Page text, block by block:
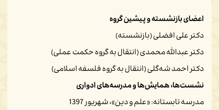
اعضای بازنشسته و پیشین گروه
دکتر علی افضلی (بازنشسته)
دکتر عبدالله محمدی (انتقال به گروه حکمت عملی)
دکتر احمد شه‌گلی (انتقال به گروه فلسفه اسلامی)
نشست‌ها، همایش‌ها و مدرسه‌های ادواری
مدرسه تابستانه: «علم و دین»، شهریور 1397